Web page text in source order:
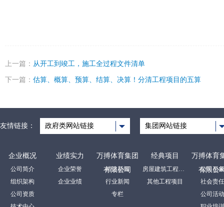
上一篇： 从开工到竣工，施工全过程文件清单
下一篇： 估算、概算、预算、结算、决算！分清工程项目的五算
友情链接： 政府类网站链接 集团网站链接
企业概况
公司简介
组织架构
公司资质
业绩实力
企业荣誉
企业业绩
万搏体育集团
有限公司
裕达新闻
行业新闻
专栏
经典项目
房屋建筑工程项目
其他工程项目
万搏体育
有限公
公司形象
社会责任
公司活动